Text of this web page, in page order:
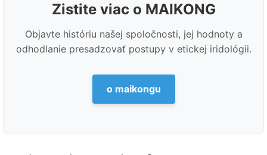
Zistite viac o MAIKONG
Objavte históriu našej spoločnosti, jej hodnoty a
odhodlanie presadzovať postupy v etickej iridológii.
o maikongu